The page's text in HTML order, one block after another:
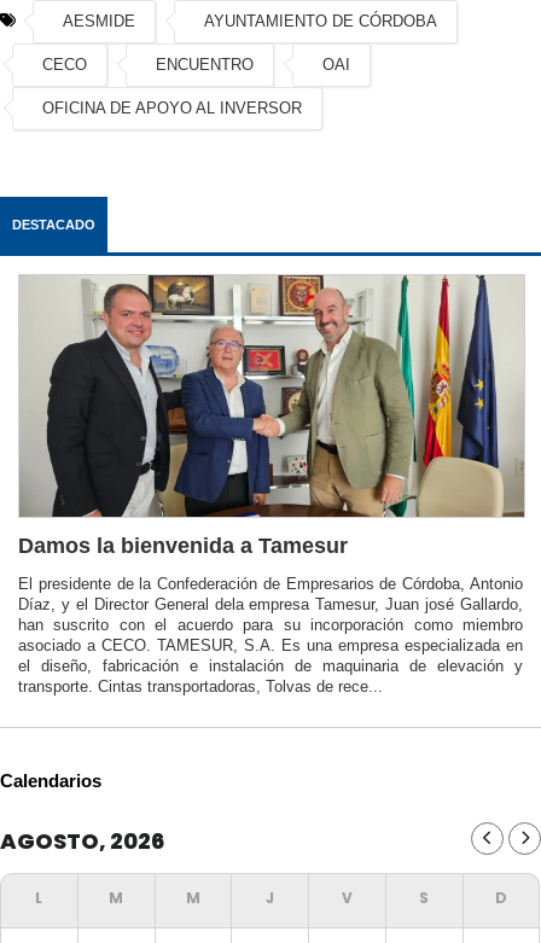
AESMIDE AYUNTAMIENTO DE CÓRDOBA
CECO ENCUENTRO OAI
OFICINA DE APOYO AL INVERSOR
DESTACADO
Damos la bienvenida a Tamesur
El presidente de la Confederación de Empresarios de Córdoba, Antonio
Díaz, y el Director General dela empresa Tamesur, Juan josé Gallardo,
han suscrito con el acuerdo para su incorporación como miembro
asociado a CECO. TAMESUR, S.A. Es una empresa especializada en
el diseño, fabricación e instalación de maquinaria de elevación y
transporte. Cintas transportadoras, Tolvas de rece...
Calendarios
AGOSTO, 2026